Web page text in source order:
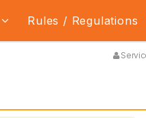
Rules / Regulations